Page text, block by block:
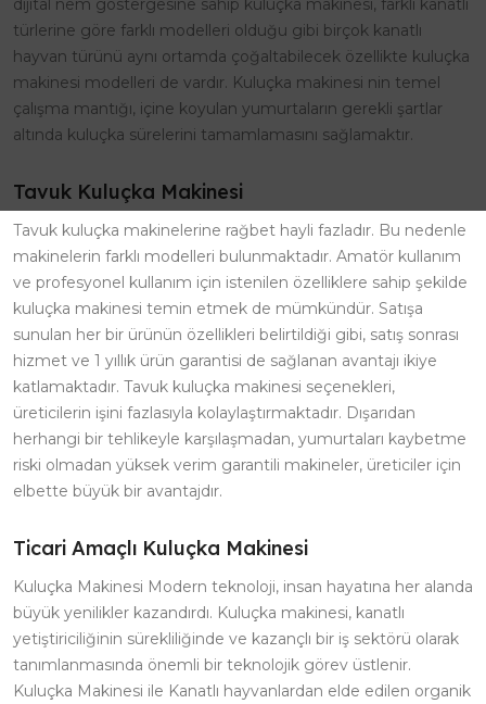
dijital nem göstergesine sahip kuluçka makinesi, farklı kanatlı
türlerine göre farklı modelleri olduğu gibi birçok kanatlı
hayvan türünü aynı ortamda çoğaltabilecek özellikte kuluçka
makinesi modelleri de vardır. Kuluçka makinesi nin temel
çalışma mantığı, içine koyulan yumurtaların gerekli şartlar
altında kuluçka sürelerini tamamlamasını sağlamaktır.
Tavuk Kuluçka Makinesi
Tavuk kuluçka makinelerine rağbet hayli fazladır. Bu nedenle
makinelerin farklı modelleri bulunmaktadır. Amatör kullanım
ve profesyonel kullanım için istenilen özelliklere sahip şekilde
kuluçka makinesi temin etmek de mümkündür. Satışa
sunulan her bir ürünün özellikleri belirtildiği gibi, satış sonrası
hizmet ve 1 yıllık ürün garantisi de sağlanan avantajı ikiye
katlamaktadır. Tavuk kuluçka makinesi seçenekleri,
üreticilerin işini fazlasıyla kolaylaştırmaktadır. Dışarıdan
herhangi bir tehlikeyle karşılaşmadan, yumurtaları kaybetme
riski olmadan yüksek verim garantili makineler, üreticiler için
elbette büyük bir avantajdır.
Ticari Amaçlı Kuluçka Makinesi
Kuluçka Makinesi Modern teknoloji, insan hayatına her alanda
büyük yenilikler kazandırdı. Kuluçka makinesi, kanatlı
yetiştiriciliğinin sürekliliğinde ve kazançlı bir iş sektörü olarak
tanımlanmasında önemli bir teknolojik görev üstlenir.
Kuluçka Makinesi ile Kanatlı hayvanlardan elde edilen organik